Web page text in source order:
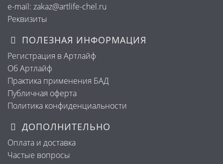
e-mail: zakaz@artlife-chel.ru
Реквизиты
ПОЛЕЗНАЯ ИНФОРМАЦИЯ
Регистрация в Артлайф
Об Артлайф
Практика применения БАД
Публичная оферта
Политика конфиденциальности
ДОПОЛНИТЕЛЬНО
Оплата и доставка
Частые вопросы